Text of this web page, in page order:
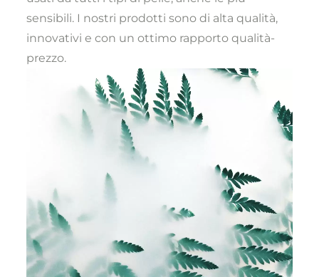
sensibili. I nostri prodotti sono di alta qualità,
innovativi e con un ottimo rapporto qualità-
prezzo.